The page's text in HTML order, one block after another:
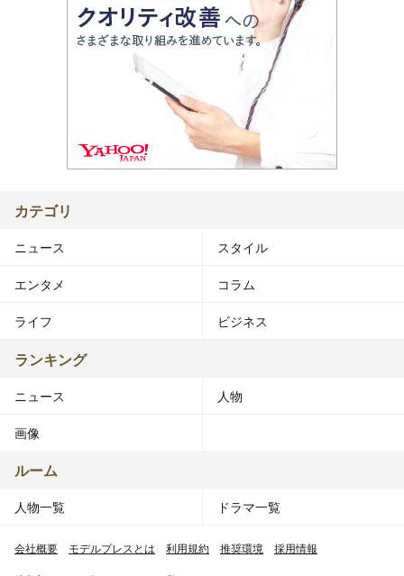
カテゴリ
ニュース スタイル
エンタメ コラム
ライフ ビジネス
ランキング
ニュース 人物
画像
ルーム
人物一覧 ドラマ一覧
会社概要 モデルプレスとは 利用規約 推奨環境 採用情報